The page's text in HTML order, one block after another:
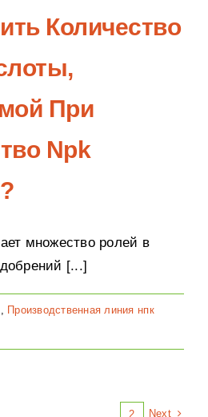
Количество
При
Npk
множество ролей в
[...]
, Производственная линия нпк
2 Next